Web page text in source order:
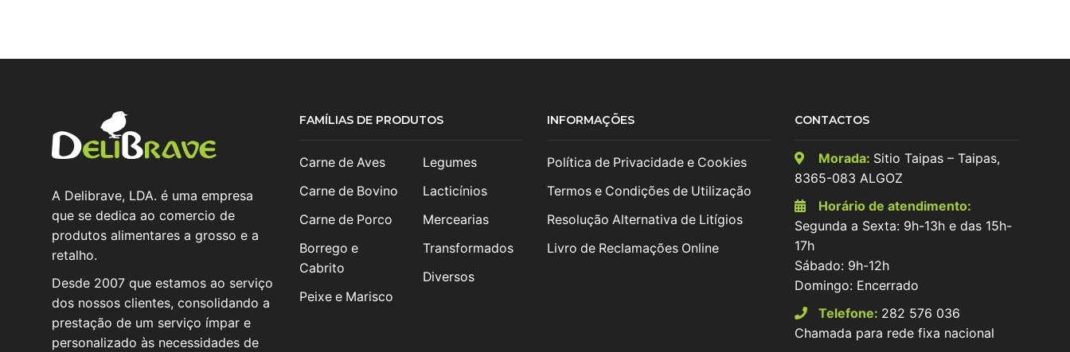
A Delibrave, LDA. é uma empresa
que se dedica ao comercio de
produtos alimentares a grosso e a
retalho.
Desde 2007 que estamos ao serviço
dos nossos clientes, consolidando a
prestação de um serviço ímpar e
personalizado às necessidades de
FAMÍLIAS DE PRODUTOS
Carne de Aves
Carne de Bovino
Carne de Porco
Borrego e
Cabrito
Peixe e Marisco
Legumes
Lacticínios
Mercearias
Transformados
Diversos
INFORMAÇÕES
Política de Privacidade e Cookies
Termos e Condições de Utilização
Resolução Alternativa de Litígios
Livro de Reclamações Online
CONTACTOS
Morada: Sitio Taipas – Taipas,
8365-083 ALGOZ
Horário de atendimento:
Segunda a Sexta: 9h-13h e das 15h-
17h
Sábado: 9h-12h
Domingo: Encerrado
Telefone: 282 576 036
Chamada para rede fixa nacional